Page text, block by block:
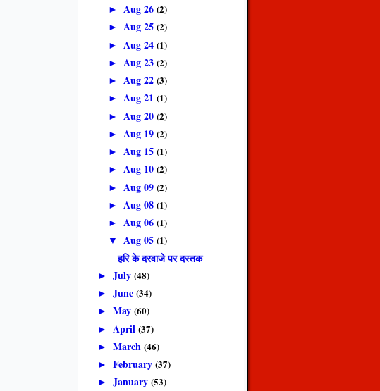
► Aug 26(2)
►Aug 25(2)
► Aug 24(1)
► Aug 23(2)
► Aug 22(3)
►Aug 21(1)
► Aug 20(2)
► Aug 19(2)
► Aug 15(1)
►Aug 10(2)
► Aug 09(2)
► Aug 08(1)
► Aug 06(1)
▼Aug 05(1)
हरि के दरवाजे पर दस्तक
► July (48)
► June (34)
► May (60)
► April (37)
► March (46)
► February (37)
► January (53)